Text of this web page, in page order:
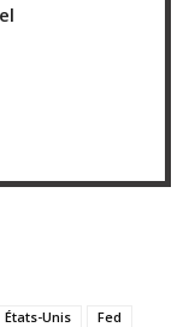
États-Unis
Fed